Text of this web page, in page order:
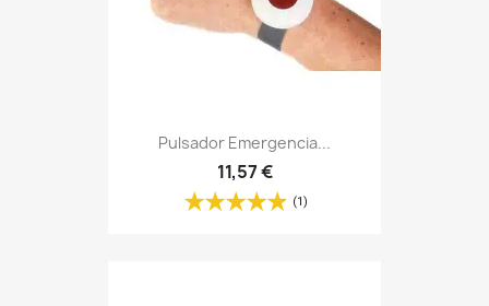
Pulsador Emergencia...
11,57 €
(1)